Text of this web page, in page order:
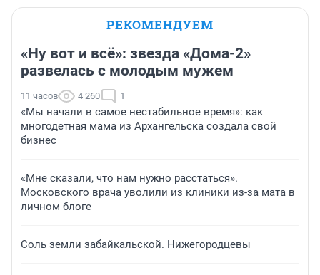
РЕКОМЕНДУЕМ
«Ну вот и всё»: звезда «Дома-2»
развелась с молодым мужем
11 часов 4 260 1
«Мы начали в самое нестабильное время»: как
многодетная мама из Архангельска создала свой
бизнес
«Мне сказали, что нам нужно расстаться».
Московского врача уволили из клиники из-за мата в
личном блоге
Соль земли забайкальской. Нижегородцевы